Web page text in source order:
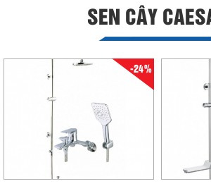
SEN CÂY
-24%